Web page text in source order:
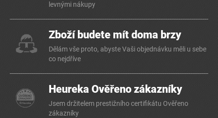
levnými nákupy
Zboží budete mít doma brzy
Dělám vše proto, abyste Vaši objednávku měli u sebe
co nejdříve
Heureka Ověřeno zákazníky
Jsem držitelem prestižního certifikátu Ověřeno
zákazníky